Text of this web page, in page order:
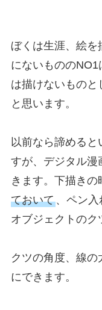
ぼくは生涯、絵を
にないものの
は描けないものと
と思います。
以前なら諦めると
すが、デジタル漫
きます。下描きの
ておいて、ペン入
オブジェクトのク
クツの角度、線
にできます。